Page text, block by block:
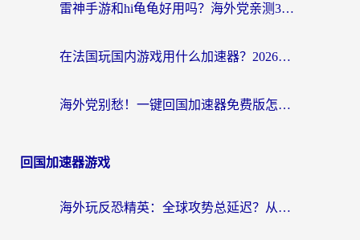
雷神手游和hi龟龟好用吗？海外党亲测3款回国加速器，教你选对国外到国内加速器
在法国玩国内游戏用什么加速器？2026实测解决延迟卡顿的实用指南
海外党别愁！一键回国加速器免费版怎么选？从踩坑到流畅访问的全攻略
回国加速器游戏
海外玩反恐精英：全球攻势总延迟？从瑞典玩神武4到外国玩黎明觉醒，选对加速器才是关键！